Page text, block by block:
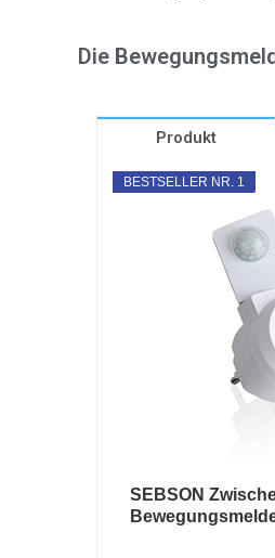
Die
Produkt
BESTSELLER NR. 1
SEBSON